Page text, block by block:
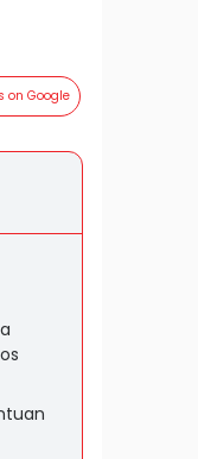
on Google